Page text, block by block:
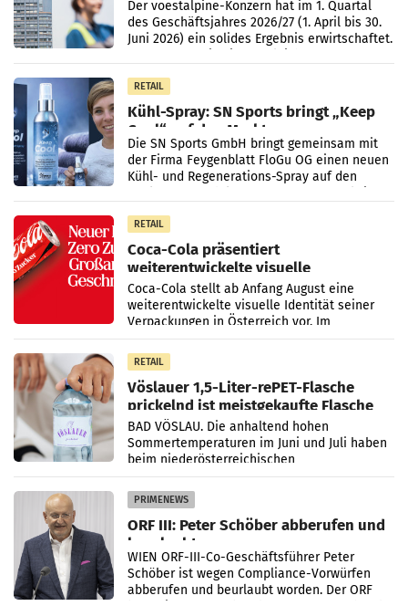
Der voestalpine-Konzern hat im 1. Quartal
des Geschäftsjahres 2026/27 (1. April bis 30.
Juni 2026) ein solides Ergebnis erwirtschaftet.
RETAIL
Kühl-Spray: SN Sports bringt „Keep
Cool“ auf den Markt
Die SN Sports GmbH bringt gemeinsam mit
der Firma Feygenblatt FloGu OG einen neuen
Kühl- und Regenerations-Spray auf den
RETAIL
Coca-Cola präsentiert
weiterentwickelte visuelle
Markenidentität
Coca-Cola stellt ab Anfang August eine
weiterentwickelte visuelle Identität seiner
Verpackungen in Österreich vor. Im
Mittelpunkt des Redesigns stehen zentrale
Gestaltungselemente
RETAIL
Vöslauer 1,5-Liter-rePET-Flasche
prickelnd ist meistgekaufte Flasche
Österreichs
BAD VÖSLAU. Die anhaltend hohen
Sommertemperaturen im Juni und Juli haben
beim niederösterreichischen
Getränkehersteller Vöslauer zu deutlichen
Absatzzuwächsen geführt. Während
PRIMENEWS
ORF III: Peter Schöber abberufen und
beurlaubt
WIEN ORF-III-Co-Geschäftsführer Peter
Schöber ist wegen Compliance-Vorwürfen
abberufen und beurlaubt worden. Der ORF